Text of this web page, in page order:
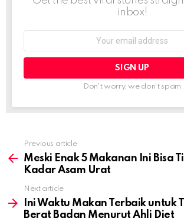
inbox!
Don't worry, we don't spam
more
Previous article
Meski Enak 5 Makanan Ini Bisa
Kadar Asam Urat
Next article
Ini Waktu Makan Terbaik untuk
Berat Badan Menurut Ahli Diet